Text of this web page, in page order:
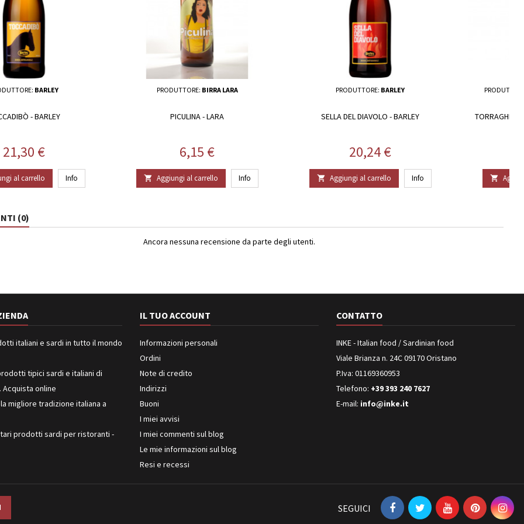
BARLEY
- BARLEY
Prezzo
21,30 €
al carrello Info
PRODUTTORE: BIRRA LARA
PICULINA - LARA
Prezzo
6,15 €
 Aggiungi al carrello Info
PRODUTTORE: BARLEY
SELLA DEL DIAVOLO - BARLEY
Prezzo
20,24 €
 Aggiungi al carrello Info 
(0)
Ancora nessuna recensione da parte degli utenti.
italiani e sardi in tutto il mondo
tipici sardi e italiani di
Acquista online
migliore tradizione italiana a
prodotti sardi per ristoranti -
IL TUO ACCOUNT
Informazioni personali
Ordini
Note di credito
Indirizzi
Buoni
I miei avvisi
I miei commenti sul blog
Le mie informazioni sul blog
Resi e recessi
CONTATTO
INKE - Italian food / Sardinian food
Viale Brianza n. 24C 09170 Oristano
P.Iva: 01169360953
Telefono: +39 393 240 7627
E-mail: info@inke.it
SEGUICI